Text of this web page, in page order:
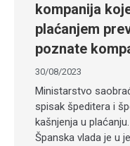
kompanija
plaćanjem
poznate
30/08/2023
Ministarstvo
spisak špeditera i
kašnjenja u
Španska vlada je u